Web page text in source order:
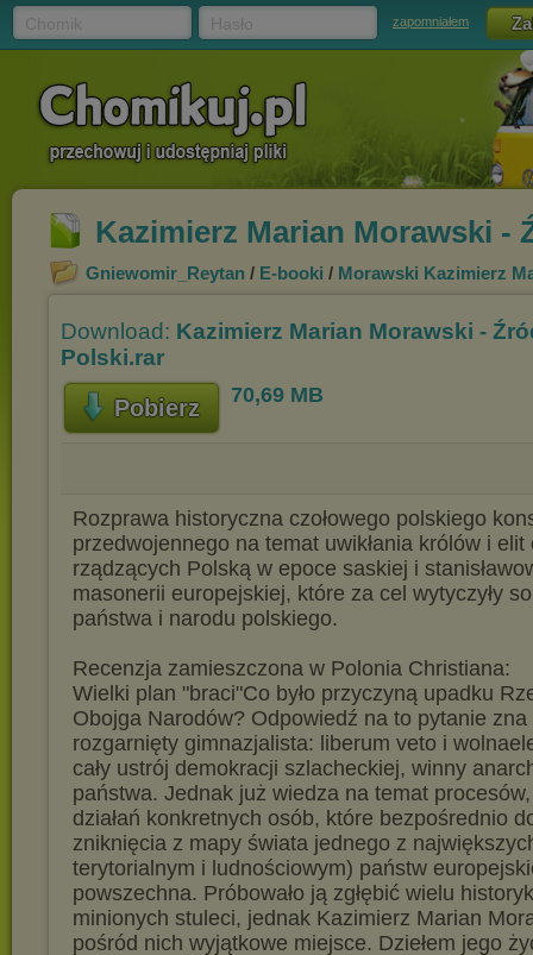
zapomniałem
Kazimierz Marian Morawski -
Gniewomir_Reytan / E-booki / Morawski Kazimierz
Download: Kazimierz Marian Morawski -
Polski.rar
Pobierz 70,69 MB
Rozprawa historyczna czołowego polskiego
przedwojennego na temat uwikłania królów i
rządzących Polską w epoce saskiej i
masonerii europejskiej, które za cel wytyczyły
państwa i narodu polskiego.
Recenzja zamieszczona w Polonia Christiana:
Wielki plan "braci"Co było przyczyną upadku
Obojga Narodów? Odpowiedź na to pytanie
rozgarnięty gimnazjalista: liberum veto i
cały ustrój demokracji szlacheckiej, winny
państwa. Jednak już wiedza na temat
działań konkretnych osób, które bezpośrednio
zniknięcia z mapy świata jednego z
terytorialnym i ludnościowym) państw
powszechna. Próbowało ją zgłębić wielu
minionych stuleci, jednak Kazimierz Marian
pośród nich wyjątkowe miejsce. Dziełem jego